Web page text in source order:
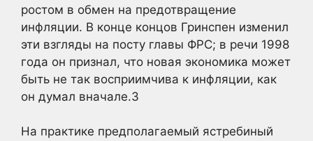
ростом в обмен на предотвращение
инфляции. В конце концов Гринспен изменил
эти взгляды на посту главы ФРС; в речи 1998
года он признал, что новая экономика может
быть не так восприимчива к инфляции, как
он думал вначале.3
На практике предполагаемый ястребиный